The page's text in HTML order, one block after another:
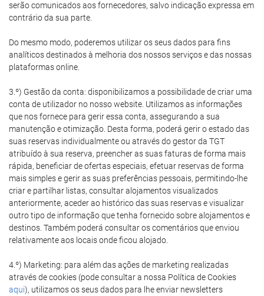
serão comunicados aos fornecedores, salvo indicação expressa em
contrário da sua parte.
Do mesmo modo, poderemos utilizar os seus dados para fins
analíticos destinados à melhoria dos nossos serviços e das nossas
plataformas online.
3.º) Gestão da conta: disponibilizamos a possibilidade de criar uma
conta de utilizador no nosso website. Utilizamos as informações
que nos fornece para gerir essa conta, assegurando a sua
manutenção e otimização. Desta forma, poderá gerir o estado das
suas reservas individualmente ou através do gestor da TGT
atribuído à sua reserva, preencher as suas faturas de forma mais
rápida, beneficiar de ofertas especiais, efetuar reservas de forma
mais simples e gerir as suas preferências pessoais, permitindo-lhe
criar e partilhar listas, consultar alojamentos visualizados
anteriormente, aceder ao histórico das suas reservas e visualizar
outro tipo de informação que tenha fornecido sobre alojamentos e
destinos. Também poderá consultar os comentários que enviou
relativamente aos locais onde ficou alojado.
4.º) Marketing: para além das ações de marketing realizadas
através de cookies (pode consultar a nossa Política de Cookies
aqui), utilizamos os seus dados para lhe enviar newsletters